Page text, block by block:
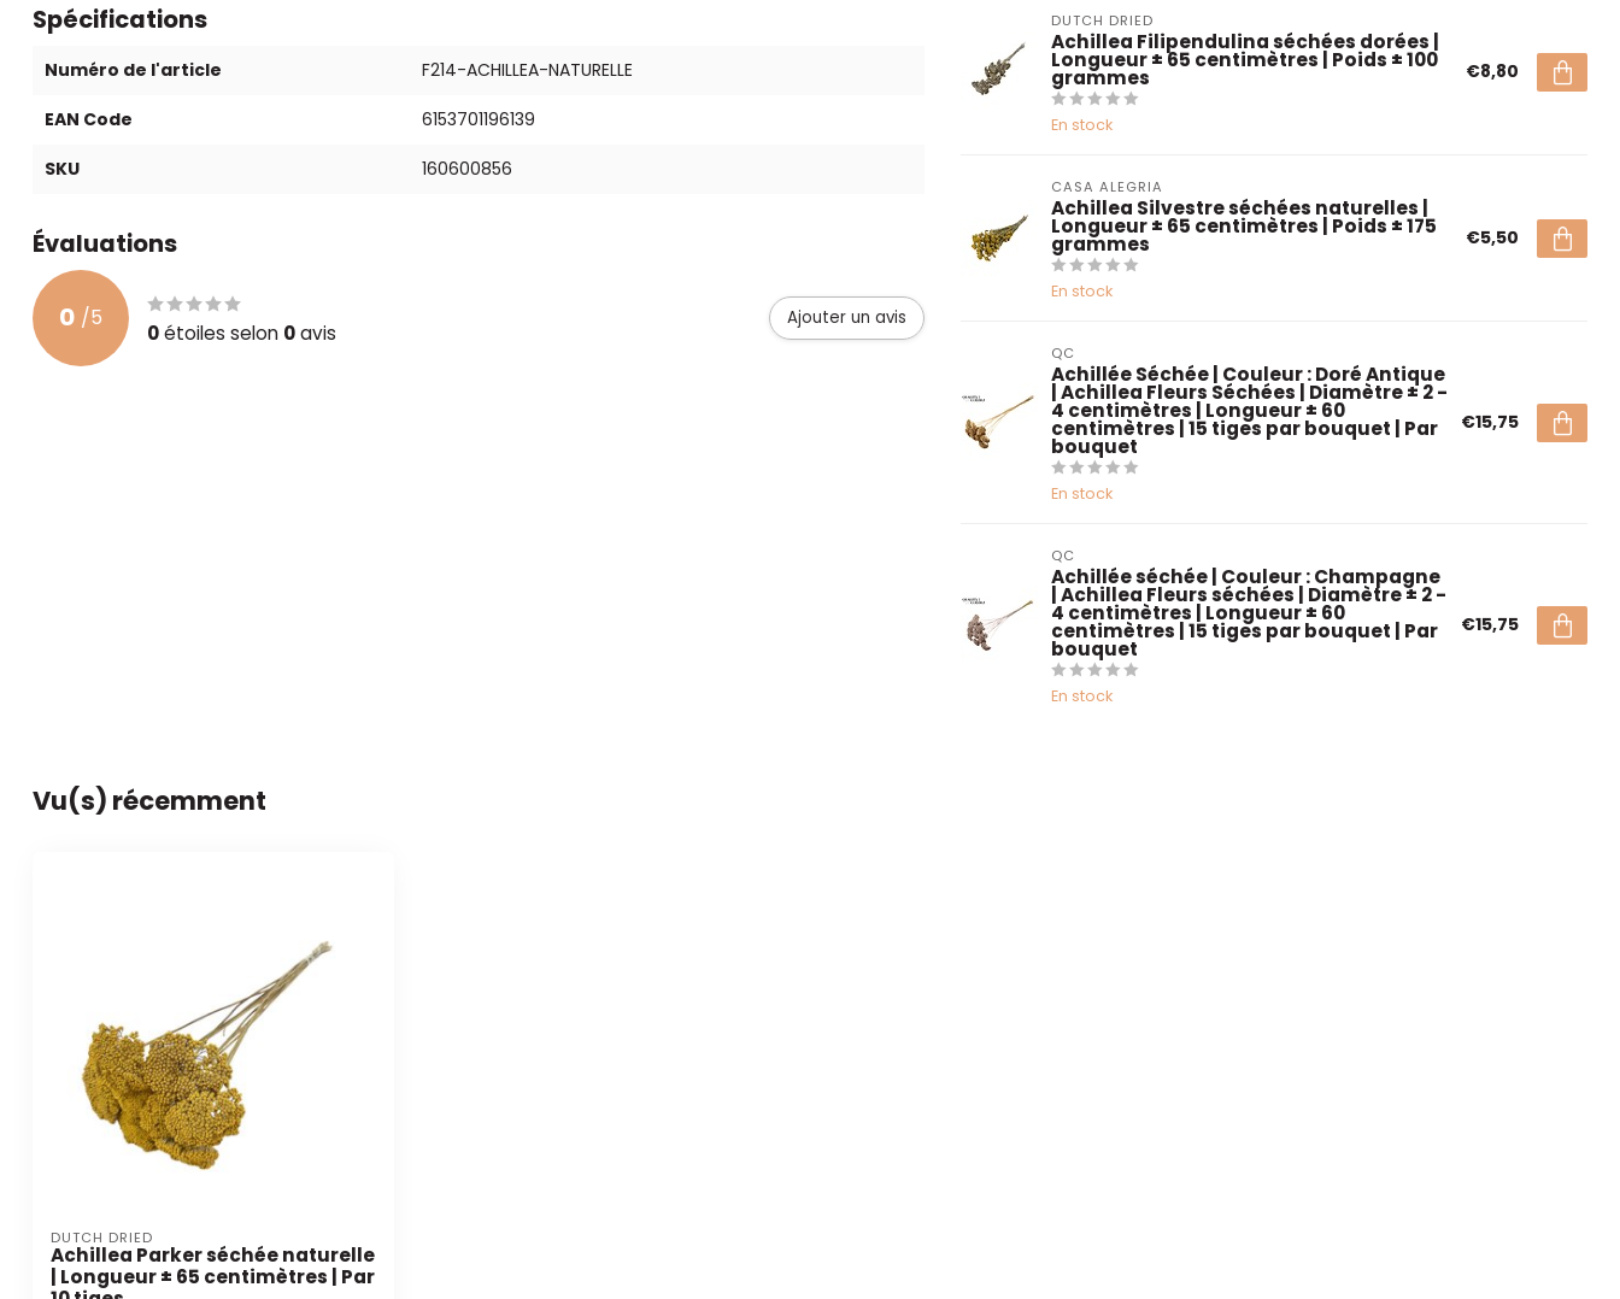
Spécifications
Numéro de l'article F214-ACHILLEA-NATURELLE
EAN Code 6153701196139
SKU 160600856
Évaluations
0 /5
0étoiles selon 0avis
Ajouter un avis
DUTCH DRIED
Achillea Filipendulina séchées dorées |
Longueur ± 65 centimètres | Poids ± 100
grammes
En stock
€8,80
CASA ALEGRIA
Achillea Silvestre séchées naturelles |
Longueur ± 65 centimètres | Poids ± 175
grammes
En stock
€5,50
QC
Achillée Séchée | Couleur : Doré Antique
| Achillea Fleurs Séchées | Diamètre ± 2 -
4 centimètres | Longueur ± 60
centimètres | 15 tiges par bouquet | Par
bouquet
En stock
€15,75
QC
Achillée séchée | Couleur : Champagne
| Achillea Fleurs séchées | Diamètre ± 2 -
4 centimètres | Longueur ± 60
centimètres | 15 tiges par bouquet | Par
bouquet
En stock
€15,75
Vu(s) récemment
DUTCH DRIED
Achillea Parker séchée naturelle
| Longueur ± 65 centimètres | Par